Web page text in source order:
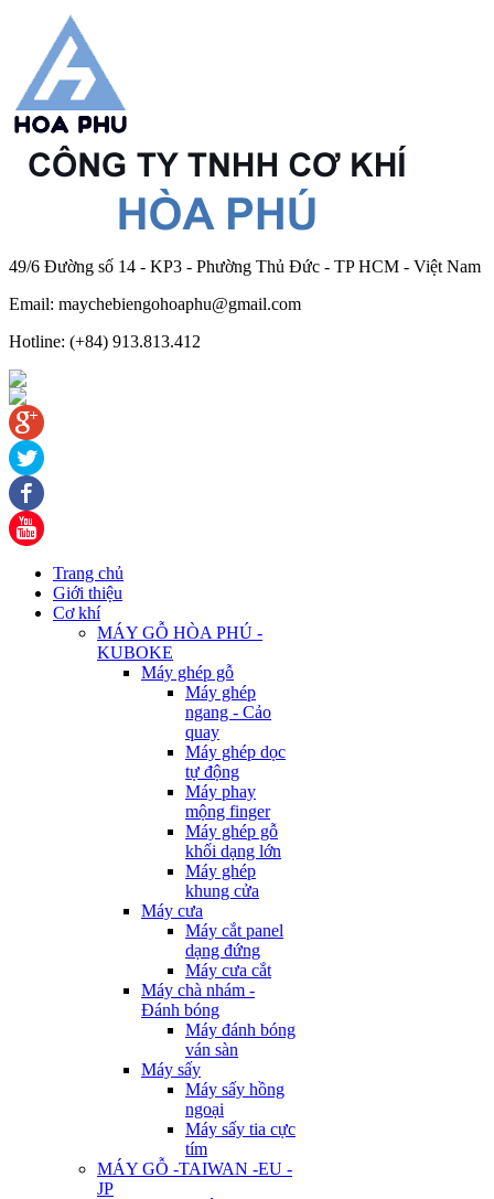
49/6 Đường số 14 - KP3 - Phường Thủ Đức - TP HCM - Việt Nam
Email: maychebiengohoaphu@gmail.com
Hotline: (+84) 913.813.412
Trang chủ
Giới thiệu
Cơ khí
MÁY GỖ HÒA PHÚ -
KUBOKE
Máy ghép gỗ
Máy ghép
ngang - Cảo
quay
Máy ghép dọc
tự động
Máy phay
mộng finger
Máy ghép gỗ
khối dạng lớn
Máy ghép
khung cửa
Máy cưa
Máy cắt panel
dạng đứng
Máy cưa cắt
Máy chà nhám -
Đánh bóng
Máy đánh bóng
ván sàn
Máy sấy
Máy sấy hồng
ngoại
Máy sấy tia cực
tím
MÁY GỖ -TAIWAN -EU -
JP